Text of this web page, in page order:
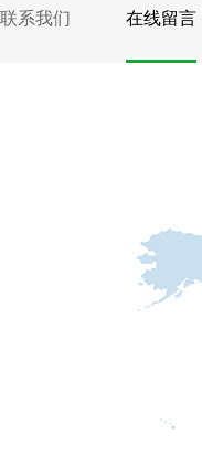
联系我们 在线留言